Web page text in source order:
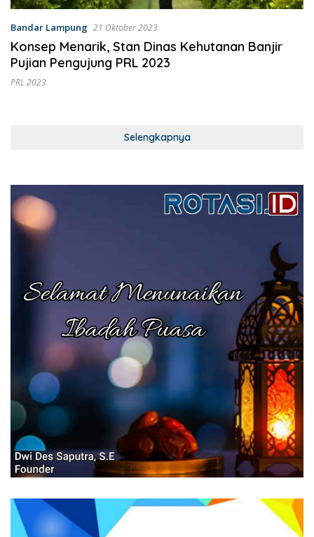
Bandar Lampung 21 Oktober 2023
Konsep Menarik, Stan Dinas Kehutanan Banjir
Pujian Pengujung PRL 2023
PRL 2023
Selengkapnya